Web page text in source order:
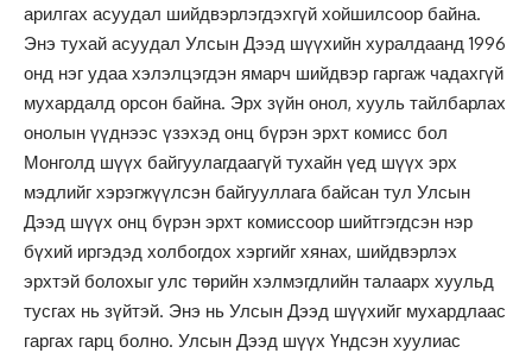
арилгах асуудал шийдвэрлэгдэхгүй хойшилсоор байна.
Энэ тухай асуудал Улсын Дээд шүүхийн хуралдаанд 1996
онд нэг удаа хэлэлцэгдэн ямарч шийдвэр гаргаж чадахгүй
мухардалд орсон байна. Эрх зүйн онол, хууль тайлбарлах
онолын үүднээс үзэхэд онц бүрэн эрхт комисс бол
Монголд шүүх байгуулагдаагүй тухайн үед шүүх эрх
мэдлийг хэрэгжүүлсэн байгууллага байсан тул Улсын
Дээд шүүх онц бүрэн эрхт комиссоор шийтгэгдсэн нэр
бүхий иргэдэд холбогдох хэргийг хянах, шийдвэрлэх
эрхтэй болохыг улс төрийн хэлмэгдлийн талаарх хуульд
тусгах нь зүйтэй. Энэ нь Улсын Дээд шүүхийг мухардлаас
гаргах гарц болно. Улсын Дээд шүүх Үндсэн хуулиас